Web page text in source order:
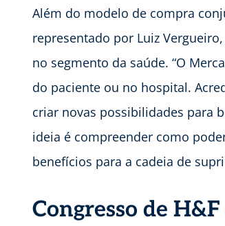
Além do modelo de compra
representado por Luiz
no segmento da saúde. “O
do paciente ou no hospital.
criar novas possibilidades para
ideia é compreender como
benefícios para a cadeia de
Congresso de